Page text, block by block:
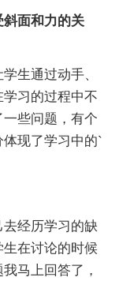
面和力的关
生通过动手、
习的过程中不
些问题，有个
现了学习中的`
经历学习的缺
在讨论的时候
马上回答了，